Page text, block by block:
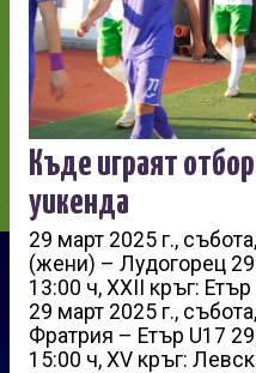
Къде играят
уикенда
29 март 2025 г.,
(жени) – Лудогорец 29
13:00 ч, XXII кръг:
29 март 2025 г.,
Фратрия – Етър U17
15:00 ч, XV кръг: